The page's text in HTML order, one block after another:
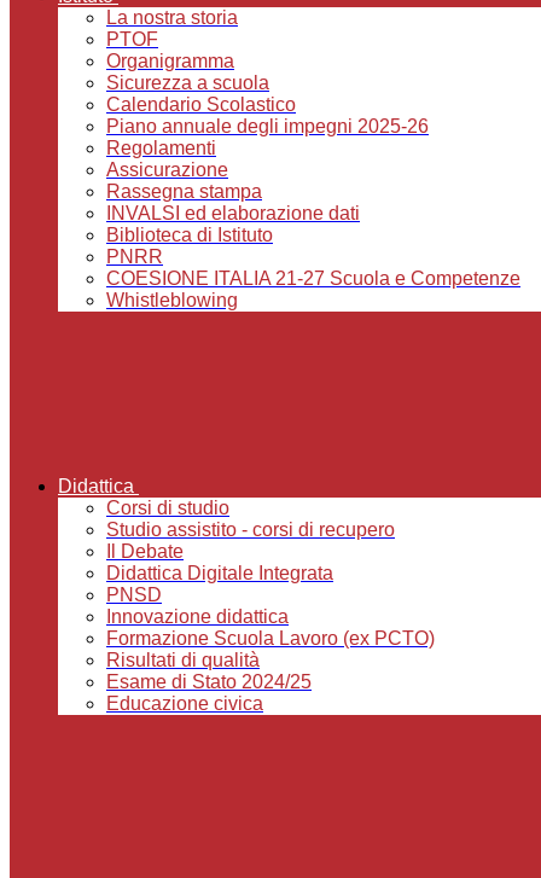
La nostra storia
PTOF
Organigramma
Sicurezza a scuola
Calendario Scolastico
Piano annuale degli impegni 2025-26
Regolamenti
Assicurazione
Rassegna stampa
INVALSI ed elaborazione dati
Biblioteca di Istituto
PNRR
COESIONE ITALIA 21-27 Scuola e Competenze
Whistleblowing
Didattica
Corsi di studio
Studio assistito - corsi di recupero
Il Debate
Didattica Digitale Integrata
PNSD
Innovazione didattica
Formazione Scuola Lavoro (ex PCTO)
Risultati di qualità
Esame di Stato 2024/25
Educazione civica